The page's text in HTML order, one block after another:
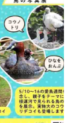
ださい。